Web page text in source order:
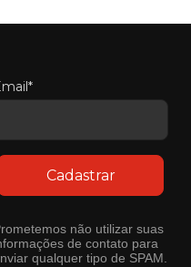
Cadastrar
não utilizar suas
de contato para
qualquer tipo de SPAM.